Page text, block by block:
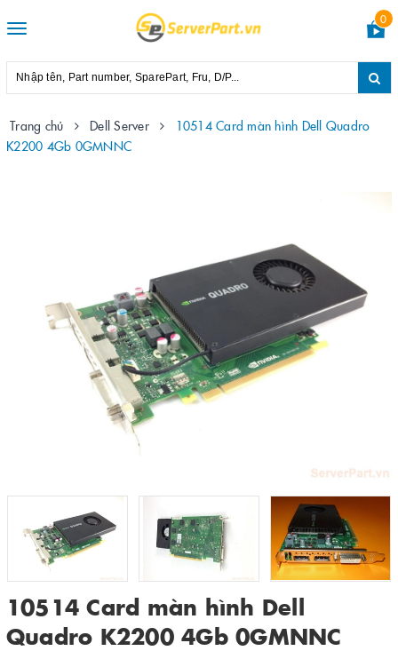
Toggle
0
Trang chủ Dell Server
10514 Card màn hình Dell Quadro
K2200 4Gb 0GMNNC
10514 Card màn hình Dell
Quadro K2200 4Gb 0GMNNC